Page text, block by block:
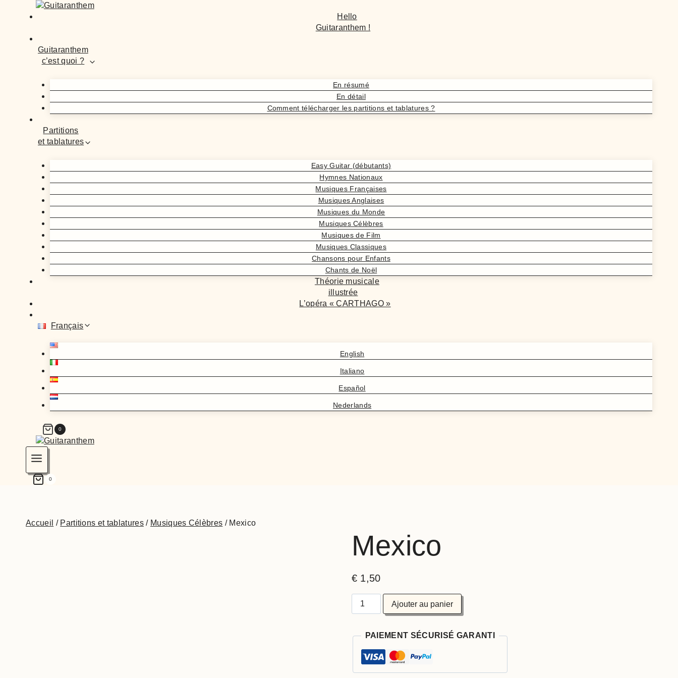
Hello
Guitaranthem !
Guitaranthem
c’est quoi ?
En résumé
En détail
Comment télécharger les partitions et tablatures ?
Partitions
et tablatures
Easy Guitar (débutants)
Hymnes Nationaux
Musiques Françaises
Musiques Anglaises
Musiques du Monde
Musiques Célèbres
Musiques de Film
Musiques Classiques
Chansons pour Enfants
Chants de Noël
Théorie musicale
illustrée
L’opéra « CARTHAGO »
Français
English
Italiano
Español
Nederlands
0
0
Accueil / Partitions et tablatures / Musiques Célèbres / Mexico
Mexico
€ 1,50
Ajouter au panier
PAIEMENT SÉCURISÉ GARANTI